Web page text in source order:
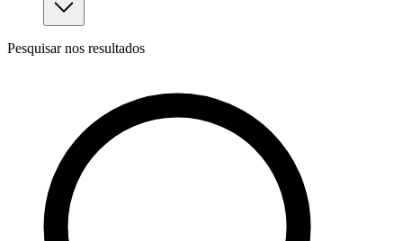
Pesquisar nos resultados